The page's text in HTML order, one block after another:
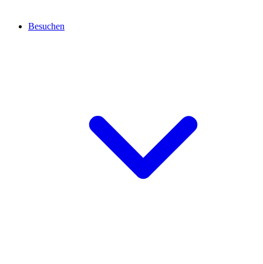
Besuchen